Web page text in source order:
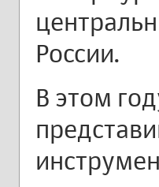
России.
В этом